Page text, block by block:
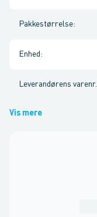
Pakkestørrelse:
Enhed :
Leverandørens varenr.
Vis mere